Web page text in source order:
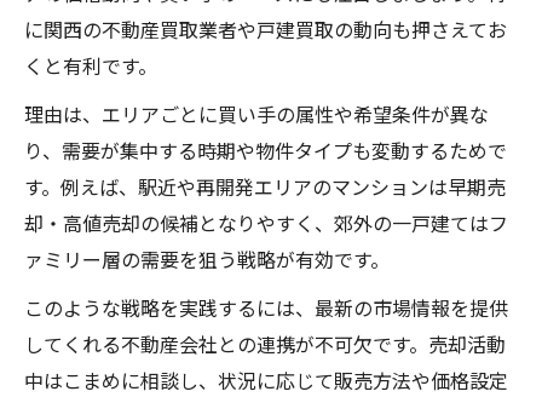
に関西の不動産買取業者や戸建買取の動向も押さえてお
くと有利です。
理由は、エリアごとに買い手の属性や希望条件が異な
り、需要が集中する時期や物件タイプも変動するためで
す。例えば、駅近や再開発エリアのマンションは早期売
却・高値売却の候補となりやすく、郊外の一戸建てはフ
ァミリー層の需要を狙う戦略が有効です。
このような戦略を実践するには、最新の市場情報を提供
してくれる不動産会社との連携が不可欠です。売却活動
中はこまめに相談し、状況に応じて販売方法や価格設定